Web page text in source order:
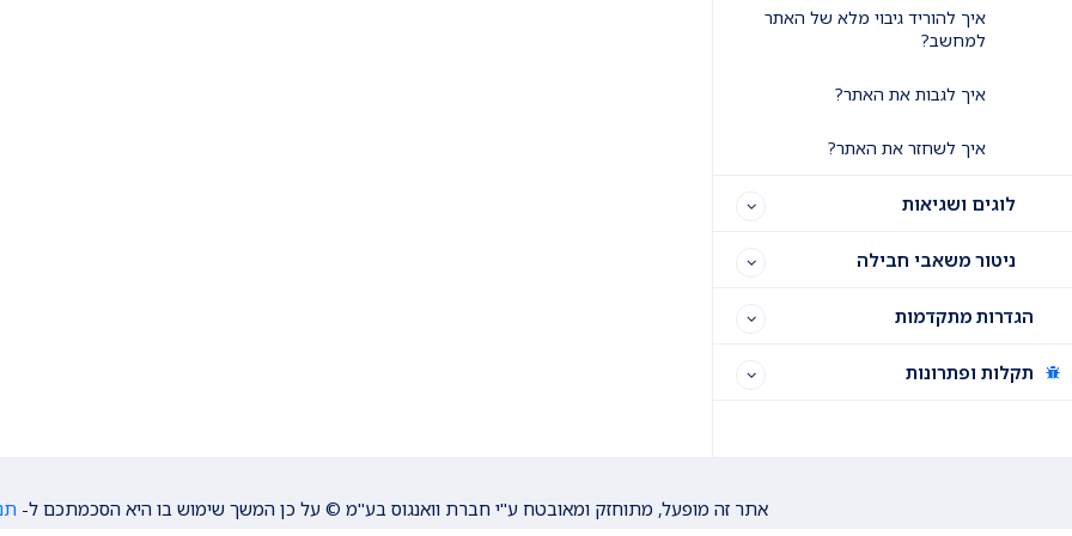
איך להוריד גיבוי מלא של האתר
למחשב?
איך לגבות את האתר?
איך לשחזר את האתר?
לוגים ושגיאות
ניטור משאבי חבילה
הגדרות מתקדמות
תקלות ופתרונות
אתר זה מופעל, מתוחזק ומאובטח ע"י חברת וואנגוס בע"מ © על כן המשך שימוש בו היא הסכמתכם ל-